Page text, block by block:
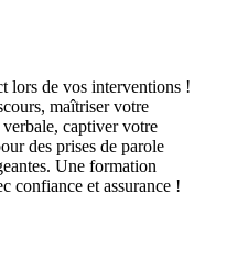
lors de vos interventions !
maîtriser votre
captiver votre
des prises de parole
Une formation
confiance et assurance !